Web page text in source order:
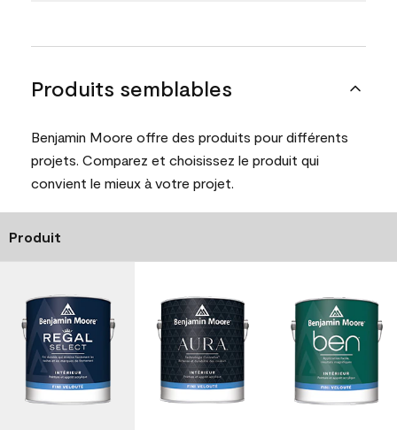
Produits semblables
Benjamin Moore offre des produits pour différents
projets. Comparez et choisissez le produit qui
convient le mieux à votre projet.
Produit